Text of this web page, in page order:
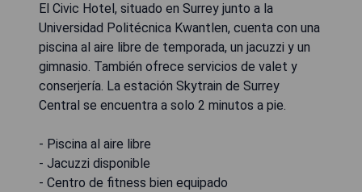
El Civic Hotel, situado en Surrey junto a la
Universidad Politécnica Kwantlen, cuenta con una
piscina al aire libre de temporada, un jacuzzi y un
gimnasio. También ofrece servicios de valet y
conserjería. La estación Skytrain de Surrey
Central se encuentra a solo 2 minutos a pie.
- Piscina al aire libre
- Jacuzzi disponible
- Centro de fitness bien equipado